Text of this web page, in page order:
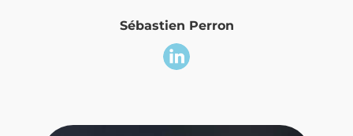
Sébastien Perron